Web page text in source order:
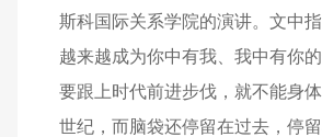
斯科国际关系学院的演讲。文中
越来越成为你中有我、我中有你的
要跟上时代前进步伐，就不能身
世纪，而脑袋还停留在过去，停